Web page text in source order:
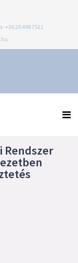
+36 20 498 7521
Rendszer